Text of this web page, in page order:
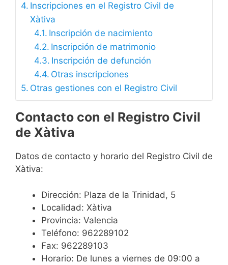
Inscripciones en el Registro Civil de
Xàtiva
Inscripción de nacimiento
Inscripción de matrimonio
Inscripción de defunción
Otras inscripciones
Otras gestiones con el Registro Civil
Contacto con el Registro Civil
de Xàtiva
Datos de contacto y horario del Registro Civil de
Xàtiva:
Dirección: Plaza de la Trinidad, 5
Localidad: Xàtiva
Provincia: Valencia
Teléfono: 962289102
Fax: 962289103
Horario: De lunes a viernes de 09:00 a